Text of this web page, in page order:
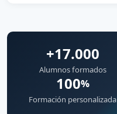
+17.000
Alumnos formados
100%
Formación personalizada